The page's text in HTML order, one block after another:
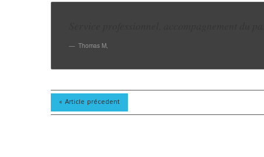
Thomas M,
« Article précedent